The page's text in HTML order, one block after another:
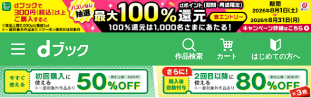
作品検索 カート はじめての方へ